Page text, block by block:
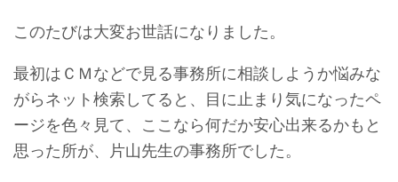
このたびは大変お世話になりました。
最初はＣＭなどで見る事務所に相談しようか悩みな
がらネット検索してると、目に止まり気になったペ
ージを色々見て、ここなら何だか安心出来るかもと
思った所が、片山先生の事務所でした。